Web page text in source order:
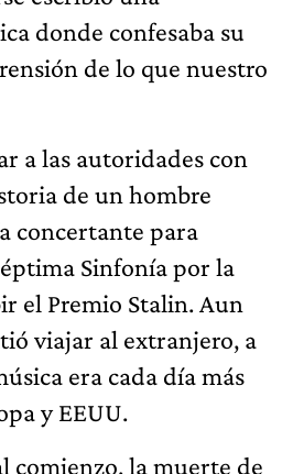
donde confesaba su
de lo que nuestro
a las autoridades con
de un hombre
concertante para
Sinfonía por la
el Premio Stalin. Aun
viajar al extranjero, a
era cada día más
y EEUU.
comienzo, la muerte de